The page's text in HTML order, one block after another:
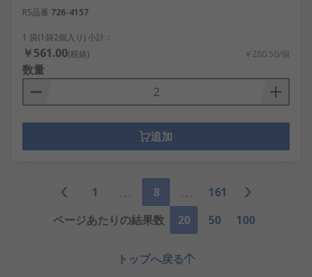
RS品番 726-4157
1 袋(1袋2個入り) 小計：
￥561.00(税抜) ￥280.50/個
数量
追加
1 8
161
ページあたりの結果数
20 50 100
トップへ戻る